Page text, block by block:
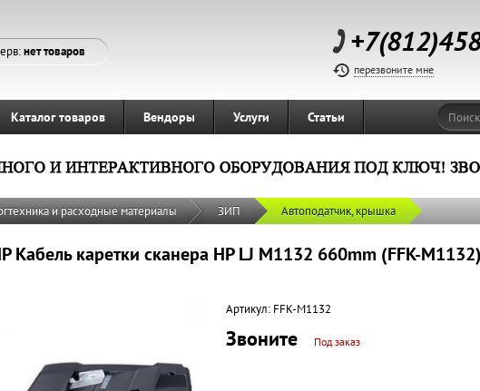
нет товаров
перезвоните мне
Каталог товаров Вендоры Услуги Статьи
и расходные материалы ЗИП Автоподатчик, крышка
Кабель каретки сканера HP LJ M1132 660mm (FFK-M1132)
Артикул: FFK-M1132
Звоните Под заказ